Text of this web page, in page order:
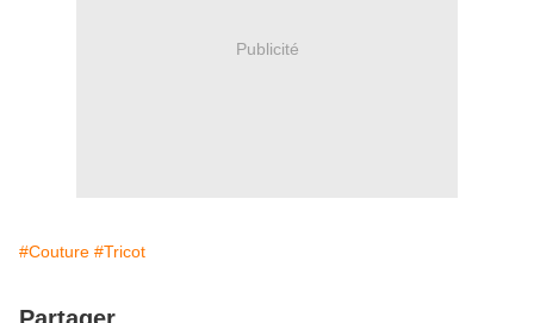
Publicité
#Couture #Tricot